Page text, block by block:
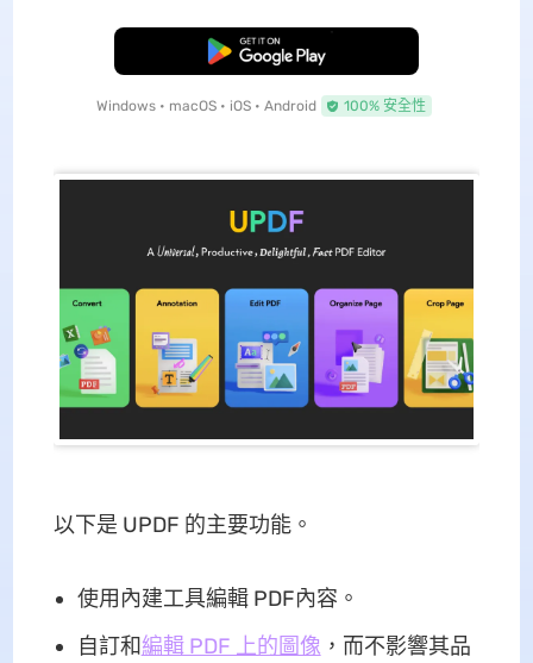
免費下載
Windows • macOS • iOS • Android 100% 安全性
以下是 UPDF 的主要功能。
使用內建工具編輯 PDF內容。
自訂和編輯 PDF 上的圖像 ，而不影響其品